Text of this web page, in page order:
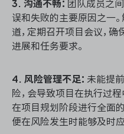
3. 沟通不畅： 团队成员之
误和失败的主要原因之一
道，定期召开项目会议，
进展和任务要求。
4. 风险管理不足： 未能提
险，会导致项目在执行过程
在项目规划阶段进行全面
便在风险发生时能够及时应